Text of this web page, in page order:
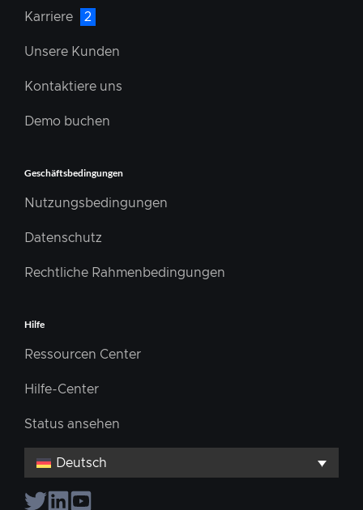
Karriere 2
Unsere Kunden
Kontaktiere uns
Demo buchen
Geschäftsbedingungen
Nutzungsbedingungen
Datenschutz
Rechtliche Rahmenbedingungen
Hilfe
Ressourcen Center
Hilfe-Center
Status ansehen
Deutsch